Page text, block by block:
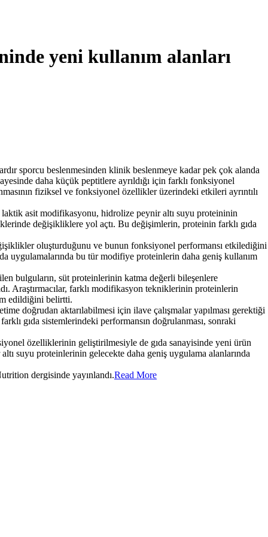
yeni kullanım alanları
sporcu beslenmesinden klinik beslenmeye kadar pek çok alanda
daha küçük peptitlere ayrıldığı için farklı fonksiyonel
fiziksel ve fonksiyonel özellikler üzerindeki etkileri ayrıntılı
asit modifikasyonu, hidrolize peynir altı suyu proteininin
değişikliklere yol açtı. Bu değişimlerin, proteinin farklı gıda
oluşturduğunu ve bunun fonksiyonel performansı etkilediğini
uygulamalarında bu tür modifiye proteinlerin daha geniş kullanım
bulguların, süt proteinlerinin katma değerli bileşenlere
Araştırmacılar, farklı modifikasyon tekniklerinin proteinlerin
edildiğini belirtti.
doğrudan aktarılabilmesi için ilave çalışmalar yapılması gerektiği
gıda sistemlerindeki performansın doğrulanması, sonraki
özelliklerinin geliştirilmesiyle de gıda sanayisinde yeni ürün
suyu proteinlerinin gelecekte daha geniş uygulama alanlarında
dergisinde yayınlandı.Read More